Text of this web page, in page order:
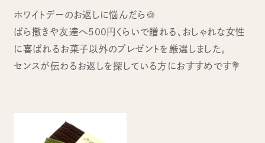
ホワイトデーのお返しに悩んだら🍪
ばら撒きや友達へ500円くらいで贈れる、おしゃれな女性
に喜ばれるお菓子以外のプレゼントを厳選しました。
センスが伝わるお返しを探している方におすすめです💐